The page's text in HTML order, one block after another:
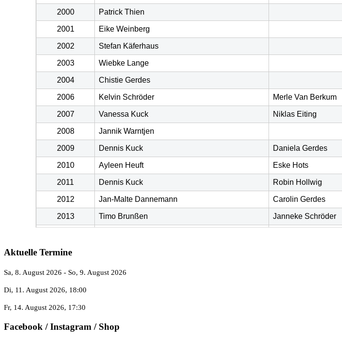
2000 Patrick Thien
2001 Eike Weinberg
2002 Stefan Käferhaus
2003 Wiebke Lange
2004 Chistie Gerdes
2006 Kelvin Schröder Merle Van Berkum
2007 Vanessa Kuck Niklas Eiting
2008 Jannik Warntjen
2009 Dennis Kuck Daniela Gerdes
2010 Ayleen Heuft Eske Hots
2011 Dennis Kuck Robin Hollwig
2012 Jan-Malte Dannemann Carolin Gerdes
2013 Timo Brunßen Janneke Schröder
2015
Aktuelle Termine
Sa, 8. August 2026 - So, 9. August 2026
Di, 11. August 2026, 18:00
Fr, 14. August 2026, 17:30
Facebook / Instagram / Shop